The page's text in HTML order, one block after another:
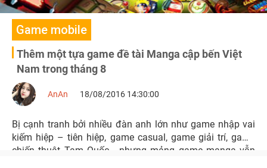
Game mobile
Thêm một tựa game đề tài Manga cập bến Việt
Nam trong tháng 8
AnAn 18/08/2016 14:30:00
Bị cạnh tranh bởi nhiều đàn anh lớn như game nhập vai
kiếm hiệp – tiên hiệp, game casual, game giải trí, game
chiến thuật Tam Quốc… nhưng mảng game manga vẫn